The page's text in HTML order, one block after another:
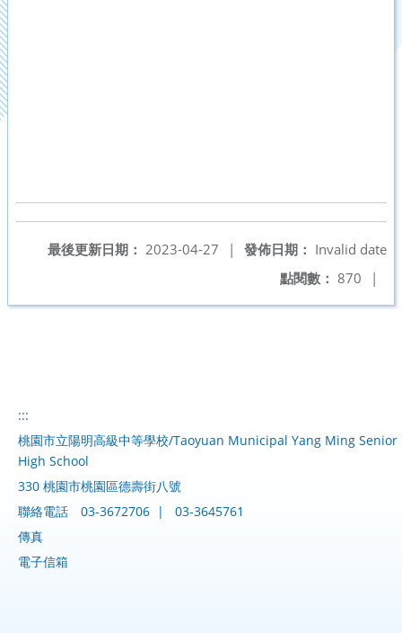
發佈日期： Invalid date
最後更新日期： 2023-04-27
|
點閱數： 870 |
:::
桃園市立陽明高級中等學校/Taoyuan Municipal Yang Ming Senior
High School
330 桃園市桃園區德壽街八號
聯絡電話
03-3672706 |
03-3645761
傳真
電子信箱